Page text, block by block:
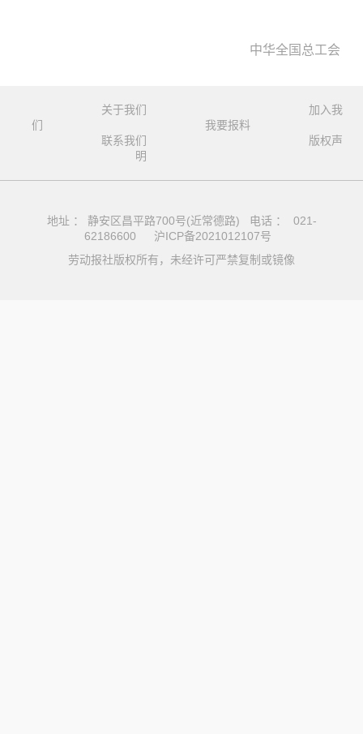
中华全国总工会
关于我们
加入我
们
我要报料
联系我们
版权声
明
地址 ： 静安区昌平路700号(近常德路) 电话 ： 021-
62186600
沪ICP备2021012107号
劳动报社版权所有，未经许可严禁复制或镜像